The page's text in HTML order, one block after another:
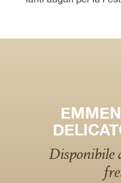
Disponibile